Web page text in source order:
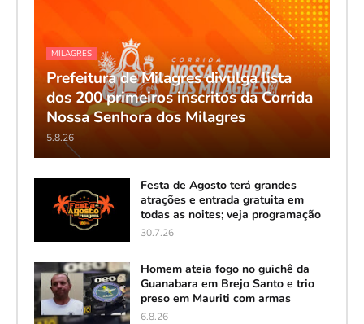
MILAGRES
Prefeitura de Milagres divulga lista
dos 200 primeiros inscritos da Corrida
Nossa Senhora dos Milagres
5.8.26
Festa de Agosto terá grandes
atrações e entrada gratuita em
todas as noites; veja programação
30.7.26
Homem ateia fogo no guichê da
Guanabara em Brejo Santo e trio
preso em Mauriti com armas
6.8.26